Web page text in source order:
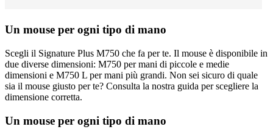
Un mouse per ogni tipo di mano
Scegli il Signature Plus M750 che fa per te. Il mouse è disponibile in
due diverse dimensioni: M750 per mani di piccole e medie
dimensioni e M750 L per mani più grandi. Non sei sicuro di quale
sia il mouse giusto per te? Consulta la nostra guida per scegliere la
dimensione corretta.
Un mouse per ogni tipo di mano